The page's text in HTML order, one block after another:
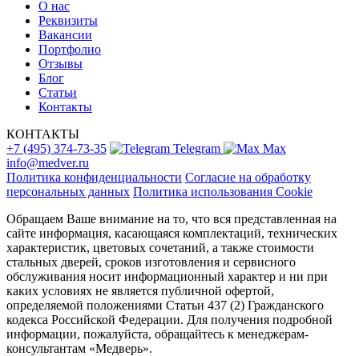
О нас
Реквизиты
Вакансии
Портфолио
Отзывы
Блог
Статьи
Контакты
КОНТАКТЫ
+7 (495) 374-73-35
Telegram
Max
info@medver.ru
Политика конфиденциальности Согласие на обработку
персональных данных Политика использования Cookie
Обращаем Ваше внимание на то, что вся представленная на
сайте информация, касающаяся комплектаций, технических
характеристик, цветовых сочетаний, а также стоимости
стальных дверей, сроков изготовления и сервисного
обслуживания носит информационный характер и ни при
каких условиях не является публичной офертой,
определяемой положениями Статьи 437 (2) Гражданского
кодекса Российской Федерации. Для получения подробной
информации, пожалуйста, обращайтесь к менеджерам-
консультантам «Медверь».